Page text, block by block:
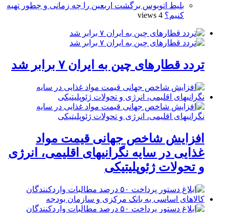
بلیط اتوبوس برگشت اربعین را چه زمانی و چطور تهیه
کنیم؟ 4 views
تردد قطارهای چین به ایران ۷ برابر شد
افزایش شاخص جهانی قیمت مواد
غذایی در سایه نگرانیهای اقلیمی، انرژی
و تحولات ژئوپلیتیکی